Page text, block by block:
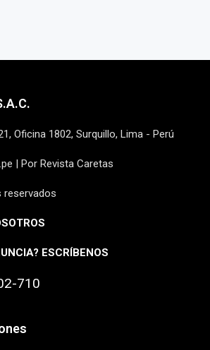
Oficina 1802, Surquillo, Lima - Perú
| Por Revista Caretas
reservados
ESCRÍBENOS
710